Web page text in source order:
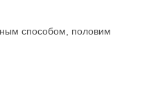
способом, половим